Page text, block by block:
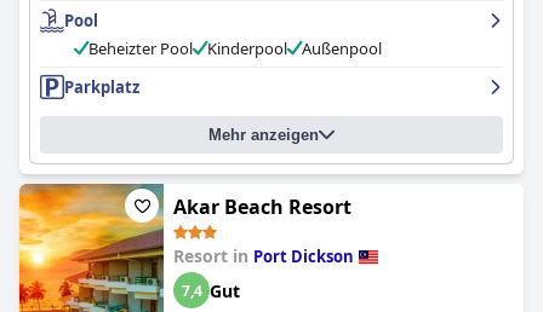
Pool
Beheizter Pool
Kinderpool
Außenpool
Parkplatz
Mehr anzeigen
Akar Beach Resort
Resort in Port Dickson
7,4 Gut